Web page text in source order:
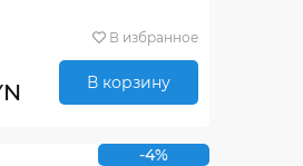
В избранное
В корзину
-4%